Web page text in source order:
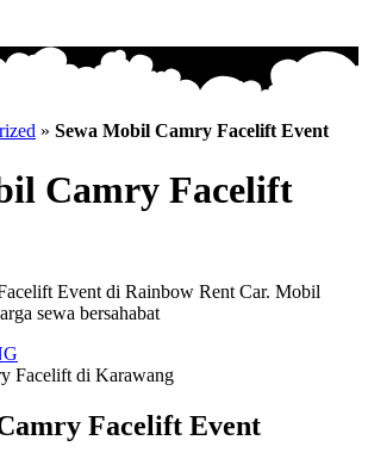
» Sewa Mobil Camry Facelift Event
Camry Facelift
Event di Rainbow Rent Car. Mobil
sewa bersahabat
Facelift Event